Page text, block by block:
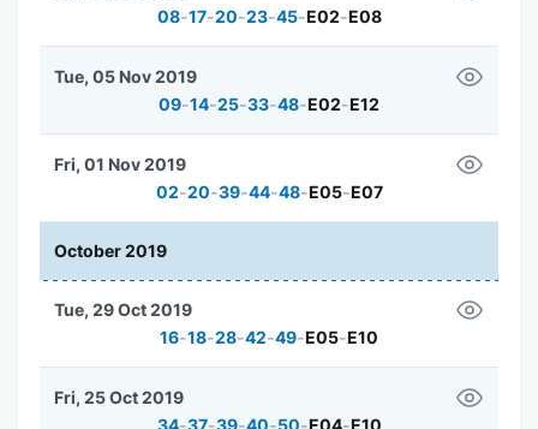
08-17-20-23-45-E02-E08
09-14-25-33-48-E02-E12
Tue, 05 Nov 2019
02-20-39-44-48-E05-E07
Fri, 01 Nov 2019
October 2019
16-18-28-42-49-E05-E10
Tue, 29 Oct 2019
34-37-39-40-50-E04-E10
Fri, 25 Oct 2019